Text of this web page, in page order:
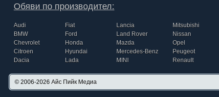
Обяви по производител:
Audi
BMW
Chevrolet
Citroen
Dacia
Fiat
Ford
Honda
Hyundai
Lada
Lancia
Land Rover
Mazda
Mercedes-Benz
MINI
Mitsubishi
Nissan
Opel
Peugeot
Renault
© 2006-2026 Айс Пийк Медиа